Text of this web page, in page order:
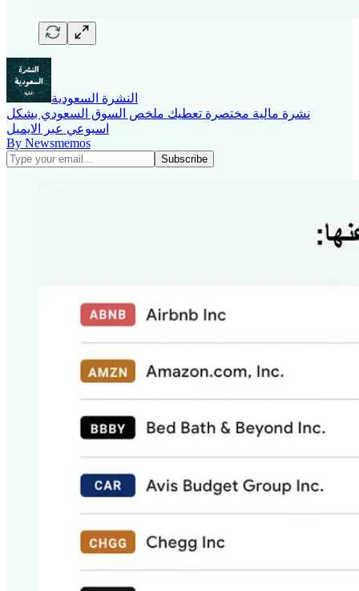
النشرة السعودية
نشرة مالية مختصرة تعطيك ملخص السوق السعودي بشكل
اسبوعي عبر الايميل
By Newsmemos